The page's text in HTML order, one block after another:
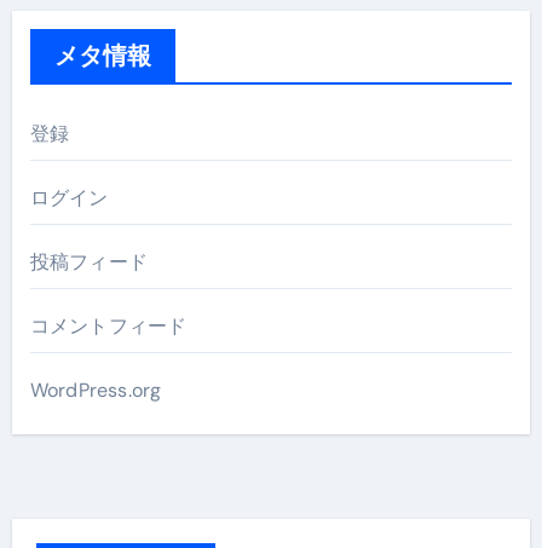
メタ情報
登録
ログイン
投稿フィード
コメントフィード
WordPress.org